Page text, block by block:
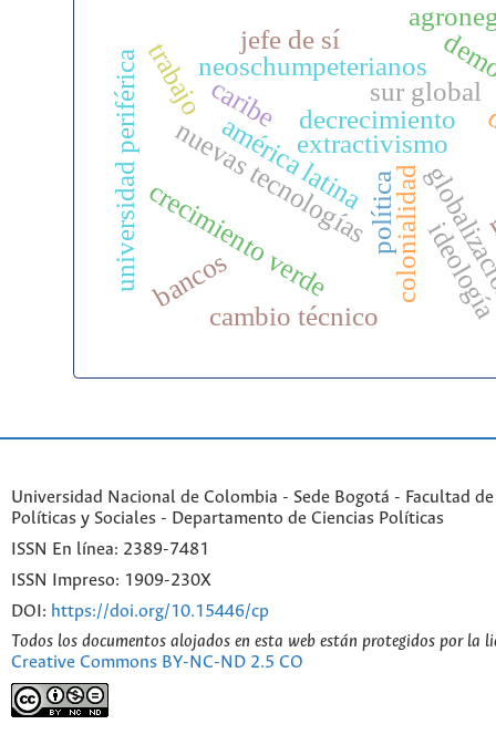
decrecimiento
sur global
extractivismo
colonialidad
crecimiento verde
américa latina
universidad periférica
cambio técnico
nuevas tecnologías
neoschumpeterianos
trabajo
política
bancos
jefe de sí
caribe
Universidad Nacional de Colombia - Sede Bogotá - Facultad
Políticas y Sociales - Departamento de Ciencias Políticas
ISSN En línea: 2389-7481
ISSN Impreso: 1909-230X
DOI: https://doi.org/10.15446/cp
Todos los documentos alojados en esta web están protegidos por la
Creative Commons BY-NC-ND 2.5 CO